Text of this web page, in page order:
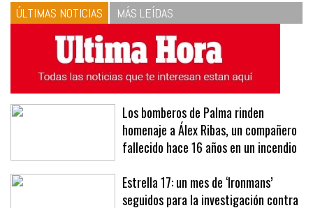
ÚLTIMAS NOTICIAS MÁS LEÍDAS
Los bomberos de Palma rinden
homenaje a Álex Ribas, un compañero
fallecido hace 16 años en un incendio
Estrella 17: un mes de ‘Ironmans’
seguidos para la investigación contra